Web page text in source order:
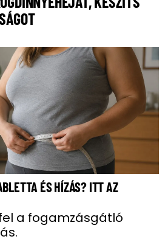
ÉS HÍZÁS? ITT AZ
a fogamzásgátló